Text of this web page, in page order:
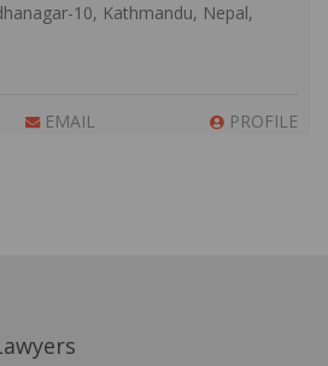
10, Kathmandu, Nepal,
EMAIL PROFILE